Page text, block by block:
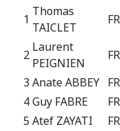
1
Thomas
TAICLET
2
Laurent
PEIGNIEN
3 Anate ABBEY
4Guy FABRE
5 Atef ZAYATI